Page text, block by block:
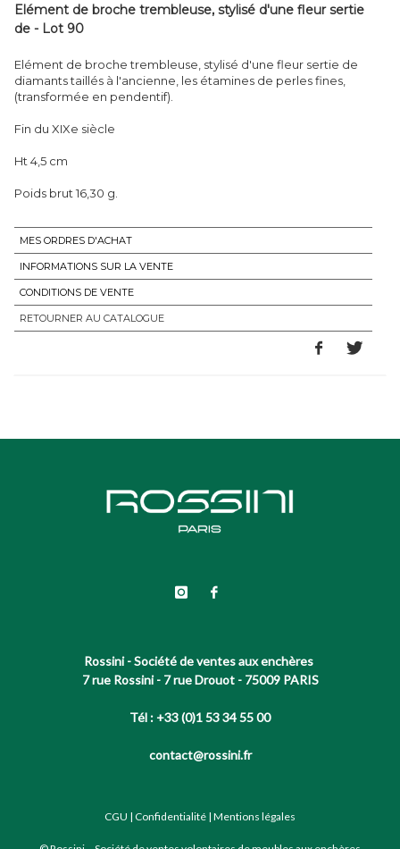
Elément de broche trembleuse, stylisé d'une fleur sertie
de - Lot 90
Elément de broche trembleuse, stylisé d'une fleur sertie de
diamants taillés à l'ancienne, les étamines de perles fines,
(transformée en pendentif).
Fin du XIXe siècle
Ht 4,5 cm
Poids brut 16,30 g.
MES ORDRES D'ACHAT
INFORMATIONS SUR LA VENTE
CONDITIONS DE VENTE
RETOURNER AU CATALOGUE
Rossini - Société de ventes aux enchères
7 rue Rossini - 7 rue Drouot - 75009 PARIS
Tél : +33 (0)1 53 34 55 00
contact@rossini.fr
CGU | Confidentialité | Mentions légales